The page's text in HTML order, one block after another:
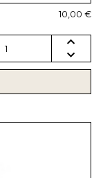
10,00 €
1